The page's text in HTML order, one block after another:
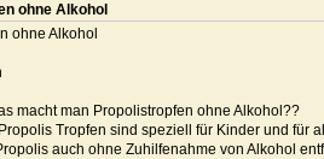
ohne Alkohol
ohne Alkohol
macht man Propolistropfen ohne Alkohol??
Tropfen sind speziell für Kinder und für
auch ohne Zuhilfenahme von Alkohol